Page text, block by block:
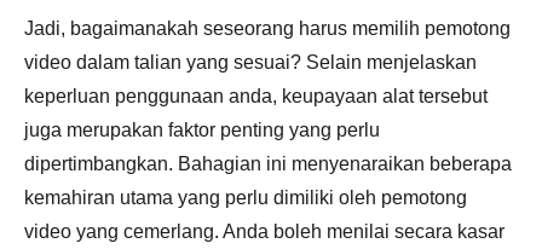
Jadi, bagaimanakah seseorang harus memilih pemotong
video dalam talian yang sesuai? Selain menjelaskan
keperluan penggunaan anda, keupayaan alat tersebut
juga merupakan faktor penting yang perlu
dipertimbangkan. Bahagian ini menyenaraikan beberapa
kemahiran utama yang perlu dimiliki oleh pemotong
video yang cemerlang. Anda boleh menilai secara kasar